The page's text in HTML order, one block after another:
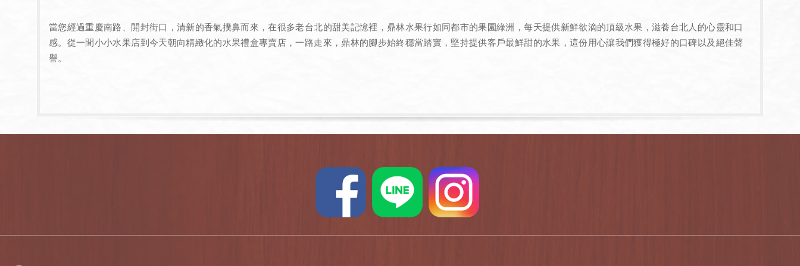
當您經過重慶南路、開封街口，清新的香氣撲鼻而來，在很多老台北的甜美記憶裡，鼎林水果行如同都市的果園綠洲，每天提供新鮮欲滴的頂級水果，滋養台北人的心靈和口
感。從一間小小水果店到今天朝向精緻化的水果禮盒專賣店，一路走來，鼎林的腳步始終穩當踏實，堅持提供客戶最鮮甜的水果，這份用心讓我們獲得極好的口碑以及絕佳聲
譽。